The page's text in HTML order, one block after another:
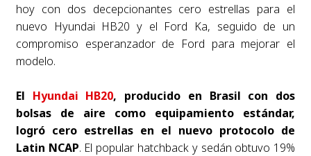
hoy con dos decepcionantes cero estrellas para el
nuevo Hyundai HB20 y el Ford Ka, seguido de un
compromiso esperanzador de Ford para mejorar el
modelo.
El Hyundai HB20, producido en Brasil con dos
bolsas de aire como equipamiento estándar,
logró cero estrellas en el nuevo protocolo de
Latin NCAP. El popular hatchback y sedán obtuvo 19%